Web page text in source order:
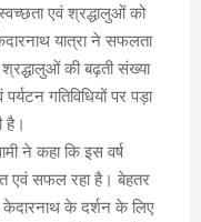
एवं श्रद्धालुओं को
यात्रा ने सफलता
की बढ़ती संख्या
गतिविधियों पर पड़ा
है।
ने कहा कि इस वर्ष
एवं सफल रहा है। बेहतर
केदारनाथ के दर्शन के लिए